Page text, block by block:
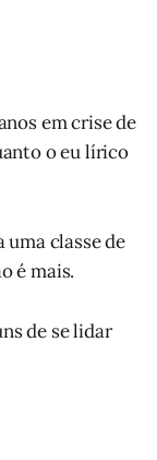
em crise de
o eu lírico
classe de
é mais.
de se lidar